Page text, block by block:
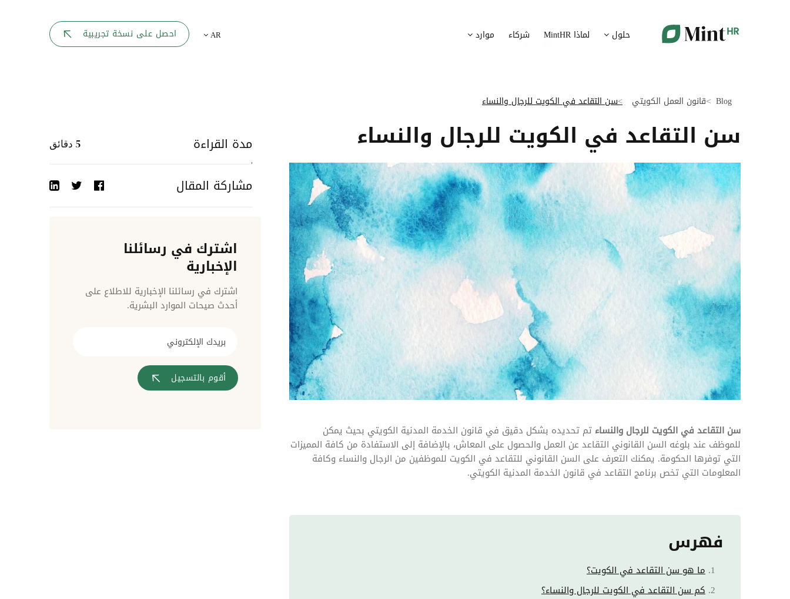
حلول لماذا MintHR شركاء موارد AR احصل على نسخة تجريبية
Blog قانون العمل الكويتي سن التقاعد في الكويت للرجال والنساء
سن التقاعد في الكويت للرجال والنساء
سن التقاعد في الكويت للرجال والنساء تم تحديده بشكل دقيق في قانون الخدمة المدنية الكويتي بحيث يمكن
للموظف عند بلوغه السن القانوني التقاعد عن العمل والحصول على المعاش، بالإضافة إلى الاستفادة من كافة المميزات
التي توفرها الحكومة. يمكنك التعرف على السن القانوني للتقاعد في الكويت للموظفين من الرجال والنساء وكافة
المعلومات التي تخص برنامج التقاعد في قانون الخدمة المدنية الكويتي.
فهرس
ما هو سن التقاعد في الكويت؟
كم سن التقاعد في الكويت للرجال والنساء؟
مدة القراءة 5 دقائق
مشاركة المقال
اشترك في رسائلنا
الإخبارية
اشترك في رسائلنا الإخبارية للاطلاع على
أحدث صيحات الموارد البشرية.
أقوم بالتسجيل
بيانات الموارد البشرية ممركزة في بوابة واحدة قم برقمنة عملية التوظيف الخاصة بك
قم بإدارة الوثائق الإدارية بشكل أوتوماتيكي ضمان متابعة أفضل لمسارات تدريب موظفيك تحويل طلبات تدخلات تكنولوجيا المعلومات إلى
تنسيقات رقمية
تقارير النفقات
رقمنة إدارة تقارير النفقات
آراء الموظفين
جس نبض موظفيك
الرواتب و التعويض
اعداد الرواتب بشكل أسهل
المهام وقوائم الاختيار
تحسين متابعة مهام وقوائم التحقق الخاصة
بالموارد البشرية
تتبع التأمين الصحي
قم بتتبع طلبات استرداد تكاليف الرعاية
مراقبة الدخول